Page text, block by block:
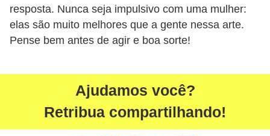
resposta. Nunca seja impulsivo com uma mulher:
elas são muito melhores que a gente nessa arte.
Pense bem antes de agir e boa sorte!
Ajudamos você?
Retribua compartilhando!
ã
o